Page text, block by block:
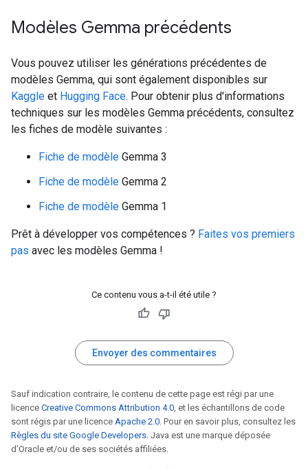
Modèles Gemma précédents
Vous pouvez utiliser les générations précédentes de
modèles Gemma, qui sont également disponibles sur
Kaggle et Hugging Face. Pour obtenir plus d'informations
techniques sur les modèles Gemma précédents, consultez
les fiches de modèle suivantes :
Fiche de modèle Gemma 3
Fiche de modèle Gemma 2
Fiche de modèle Gemma 1
Prêt à développer vos compétences ? Faites vos premiers
pas avec les modèles Gemma !
Ce contenu vous a-t-il été utile ?
Envoyer des commentaires
Sauf indication contraire, le contenu de cette page est régi par une
licence Creative Commons Attribution 4.0, et les échantillons de code
sont régis par une licence Apache 2.0. Pour en savoir plus, consultez les
Règles du site Google Developers. Java est une marque déposée
d'Oracle et/ou de ses sociétés affiliées.